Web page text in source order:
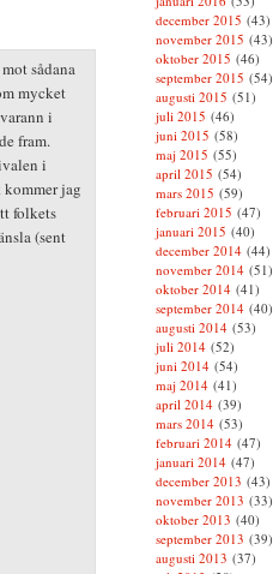
sådana
mycket
i
fram.
i
jag
folkets
(sent
december 2015 (43)
november 2015 (43)
oktober 2015 (46)
september 2015 (54)
augusti 2015 (51)
juli 2015 (46)
juni 2015 (58)
maj 2015 (55)
april 2015 (54)
mars 2015 (59)
februari 2015 (47)
januari 2015 (40)
december 2014(44)
november 2014(51)
oktober 2014(41)
september 2014(40)
augusti 2014(53)
juli 2014(52)
juni 2014(54)
maj 2014(41)
april 2014(39)
mars 2014(53)
februari 2014(47)
januari 2014(47)
december 2013 (43)
november 2013 (33)
oktober 2013 (40)
september 2013 (39)
augusti 2013 (37)